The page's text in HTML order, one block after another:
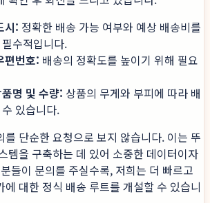
시: 정확한 배송 가능 여부와 예상 배송비를
수적입니다.
편번호: 배송의 정확도를 높이기 위해 필요
명 및 수량: 상품의 무게와 부피에 따라 배
있습니다.
를 단순한 요청으로 보지 않습니다. 이는 뚜
템을 구축하는 데 있어 소중한 데이터이자
들이 문의를 주실수록, 저희는 더 빠르고
에 대한 정식 배송 루트를 개설할 수 있습니